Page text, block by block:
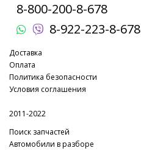
8-800-200-8-678
8-922-223-8-678
Доставка
Оплата
Политика безопасности
Условия соглашения
2011-2022
Поиск запчастей
Автомобили в разборе